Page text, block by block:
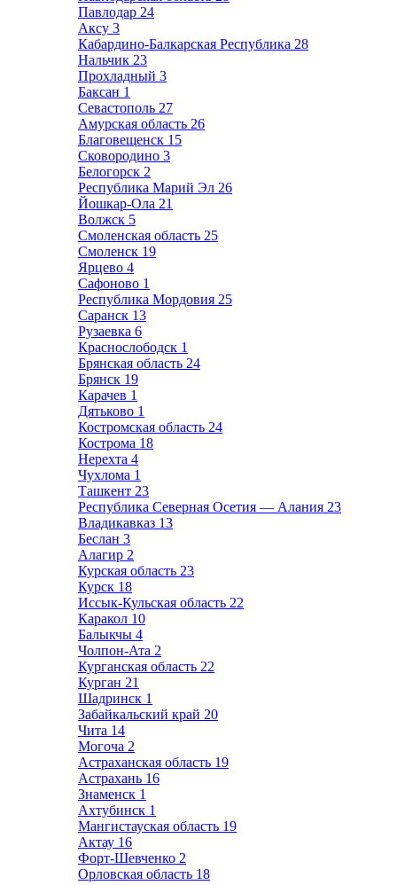
Павлодар 24
Аксу 3
Кабардино-Балкарская Республика 28
Нальчик 23
Прохладный 3
Баксан 1
Севастополь 27
Амурская область 26
Благовещенск 15
Сковородино 3
Белогорск 2
Республика Марий Эл 26
Йошкар-Ола 21
Волжск 5
Смоленская область 25
Смоленск 19
Ярцево 4
Сафоново 1
Республика Мордовия 25
Саранск 13
Рузаевка 6
Краснослободск 1
Брянская область 24
Брянск 19
Карачев 1
Дятьково 1
Костромская область 24
Кострома 18
Нерехта 4
Чухлома 1
Ташкент 23
Республика Северная Осетия — Алания 23
Владикавказ 13
Беслан 3
Алагир 2
Курская область 23
Курск 18
Иссык-Кульская область 22
Каракол 10
Балыкчы 4
Чолпон-Ата 2
Курганская область 22
Курган 21
Шадринск 1
Забайкальский край 20
Чита 14
Могоча 2
Астраханская область 19
Астрахань 16
Знаменск 1
Ахтубинск 1
Мангистауская область 19
Актау 16
Форт-Шевченко 2
Орловская область 18